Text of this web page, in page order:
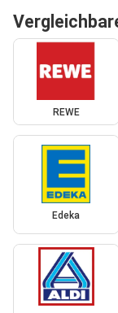
REWE
Edeka